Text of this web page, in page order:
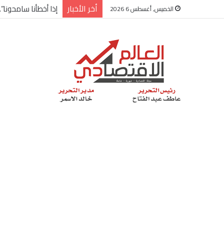
الخميس, أغسطس 6 2026 أخر الأخبار إذا أخطأنا